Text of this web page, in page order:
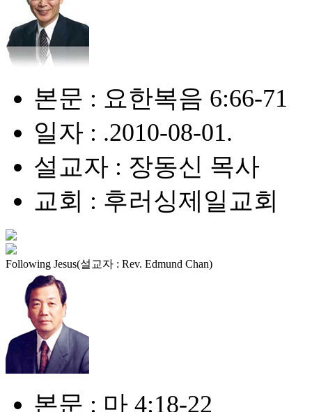
본문 : 요한복음 6:66-71
일자 : .2010-08-01.
설교자 : 장동신 목사
교회 : 후러싱제일교회
Following Jesus(설교자 : Rev. Edmund Chan)
본문 : 마 4:18-22